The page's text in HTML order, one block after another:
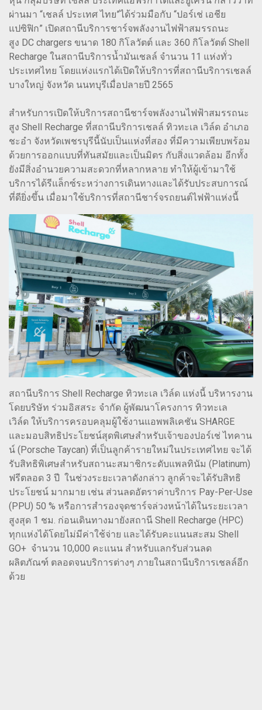
ผ่านมา “เชลล์ ประเทศ ไทย”ได้ร่วมมือกับ “ปอร์เช่ เอชีย
แปซิฟิก” เปิดสถานีบริการชาร์จพลังงานไฟฟ้าสมรรถนะ
สูง DC chargers ขนาด 180 กิโลวัตต์ และ 360 กิโลวัตต์ Shell
Recharge ในสถานีบริการน้ำมันเชลล์ จำนวน 11 แห่งทั่ว
ประเทศไทย โดยแห่งแรกได้เปิดให้บริการที่สถานีบริการเชลล์
บางใหญ่ จังหวัด นนทบุรีเมื่อปลายปี 2565
สำหรับการเปิดให้บริการสถานีชาร์จพลังงานไฟฟ้าสมรรถนะ
สูง Shell Recharge ที่สถานีบริการเชลล์ ทิวทะเล เวิล์ด อำเภอ
ชะอำ จังหวัดเพชรบุรีนี้นับเป็นแห่งที่สอง ที่มีความเพียบพร้อม
ด้วยการออกแบบที่ทันสมัยและเป็นมิตร กับสิ่งแวดล้อม อีกทั้ง
ยังมีสิ่งอำนวยความสะดวกที่หลากหลาย ทำให้ผู้เข้ามาใช้
บริการได้รีแล็กซ์ระหว่างการเดินทางและได้รับประสบการณ์
ที่ดียิ่งขึ้น เมื่อมาใช้บริการที่สถานีชาร์จรถยนต์ไฟฟ้าแห่งนี้
สถานีบริการ Shell Recharge ทิวทะเล เวิล์ด แห่งนี้ บริหารงาน
โดยบริษัท ร่วมอิสสระ จำกัด ผู้พัฒนาโครงการ ทิวทะเล
เวิล์ด ให้บริการครอบคลุมผู้ใช้งานแอพพลิเคชัน SHARGE
และมอบสิทธิประโยชน์สุดพิเศษสําหรับเจ้าของปอร์เช่ ไทคาน
น์ (Porsche Taycan) ที่เป็นลูกค้ารายใหม่ในประเทศไทย จะได้
รับสิทธิพิเศษสําหรับสถานะสมาชิกระดับแพลทินัม (Platinum)
ฟรีตลอด 3 ปี ในช่วงระยะเวลาดังกล่าว ลูกค้าจะได้รับสิทธิ
ประโยชน์ มากมาย เช่น ส่วนลดอัตราค่าบริการ Pay-Per-Use
(PPU) 50 % หรือการสํารองจุดชาร์จล่วงหน้าได้ในระยะเวลา
สูงสุด 1 ชม. ก่อนเดินทางมายังสถานี Shell Recharge (HPC)
ทุกแห่งได้โดยไม่มีค่าใช้จ่าย และได้รับคะแนนสะสม Shell
GO+ จํานวน 10,000 คะแนน สําหรับแลกรับส่วนลด
ผลิตภัณฑ์ ตลอดจนบริการต่างๆ ภายในสถานีบริการเชลล์อีก
ด้วย